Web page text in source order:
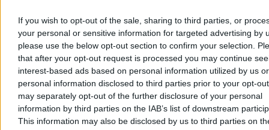
If you wish to opt-out of the sale, sharing to third parties, or
your personal or sensitive information for targeted advertising by
please use the below opt-out section to confirm your selection.
that after your opt-out request is processed you may continue
interest-based ads based on personal information utilized by us or
personal information disclosed to third parties prior to your opt-
may separately opt-out of the further disclosure of your personal
information by third parties on the IAB’s list of downstream
This information may also be disclosed by us to third parties on
Fikcja się skończyła
13:26Policja dokonała przeszukań. Ma chodzić o samozwańczy
patrol z Dworca Centralnego
12:51Sikorski: Domagamy się miejsca przy stole. „Francusko-
niemiecki silnik jest zbyt mały”
Starcie polityków PiS i Lewicy w Kanale Zero. „Ma pan teraz
30 sekund”
11:36Ukraina zaatakowała Krym. Celem rosyjska logistyka
10:59Pierwsza taka czerwona kartka w historii. FIFA wprowadziła
nowy przepis